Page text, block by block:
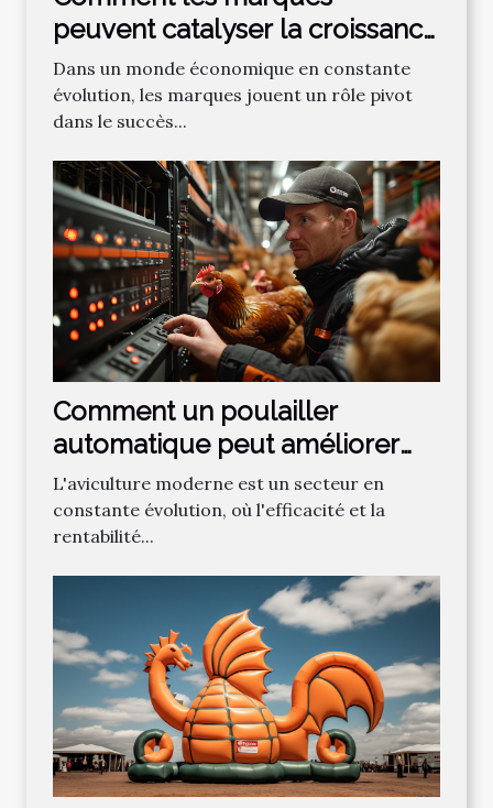
peuvent catalyser la croissance
des entreprises
Dans un monde économique en constante
évolution, les marques jouent un rôle pivot
dans le succès...
Comment un poulailler
automatique peut améliorer
l’efficacité et la rentabilité de
votre exploitation avicole
L'aviculture moderne est un secteur en
constante évolution, où l'efficacité et la
rentabilité...